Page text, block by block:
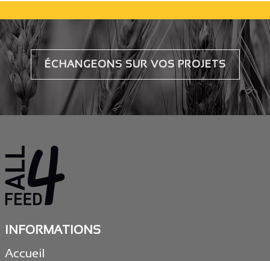
ÉCHANGEONS SUR VOS PROJETS
INFORMATIONS
Accueil